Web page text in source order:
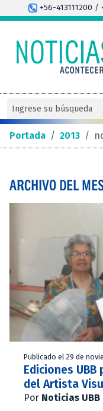
+56-413111200 /
Portada / 2013 /
ARCHIVO DEL
Publicado el 29 de
Ediciones
del Artista
Por Noticias UBB